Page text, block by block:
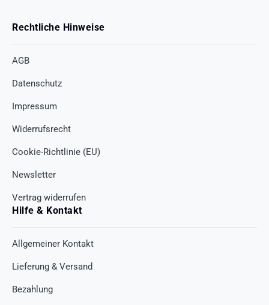
Rechtliche Hinweise
AGB
Datenschutz
Impressum
Widerrufsrecht
Cookie-Richtlinie (EU)
Newsletter
Vertrag widerrufen
Hilfe & Kontakt
Allgemeiner Kontakt
Lieferung & Versand
Bezahlung